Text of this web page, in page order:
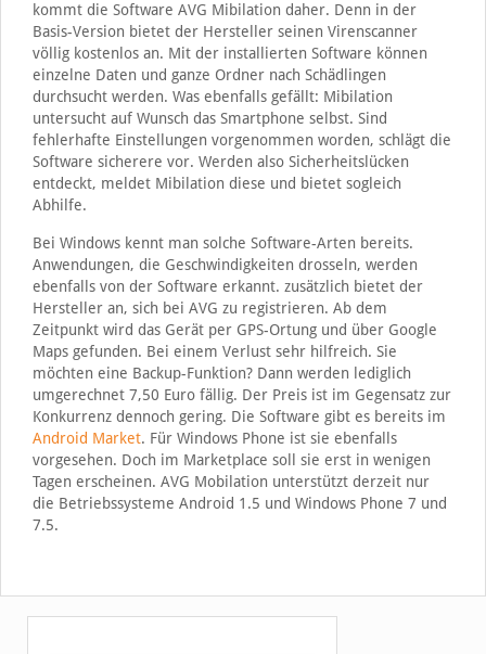
kommt die Software AVG Mibilation daher. Denn in der
Basis-Version bietet der Hersteller seinen Virenscanner
völlig kostenlos an. Mit der installierten Software können
einzelne Daten und ganze Ordner nach Schädlingen
durchsucht werden. Was ebenfalls gefällt: Mibilation
untersucht auf Wunsch das Smartphone selbst. Sind
fehlerhafte Einstellungen vorgenommen worden, schlägt die
Software sicherere vor. Werden also Sicherheitslücken
entdeckt, meldet Mibilation diese und bietet sogleich
Abhilfe.
Bei Windows kennt man solche Software-Arten bereits.
Anwendungen, die Geschwindigkeiten drosseln, werden
ebenfalls von der Software erkannt. zusätzlich bietet der
Hersteller an, sich bei AVG zu registrieren. Ab dem
Zeitpunkt wird das Gerät per GPS-Ortung und über Google
Maps gefunden. Bei einem Verlust sehr hilfreich. Sie
möchten eine Backup-Funktion? Dann werden lediglich
umgerechnet 7,50 Euro fällig. Der Preis ist im Gegensatz zur
Konkurrenz dennoch gering. Die Software gibt es bereits im
Android Market. Für Windows Phone ist sie ebenfalls
vorgesehen. Doch im Marketplace soll sie erst in wenigen
Tagen erscheinen. AVG Mobilation unterstützt derzeit nur
die Betriebssysteme Android 1.5 und Windows Phone 7 und
7.5.